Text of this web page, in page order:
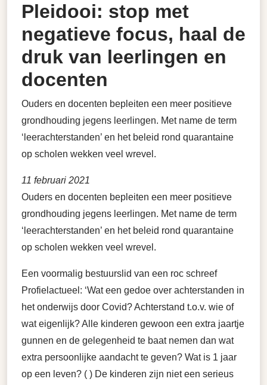
Pleidooi: stop met
negatieve focus, haal de
druk van leerlingen en
docenten
Ouders en docenten bepleiten een meer positieve
grondhouding jegens leerlingen. Met name de term
‘leerachterstanden’ en het beleid rond quarantaine
op scholen wekken veel wrevel.
11 februari 2021
Ouders en docenten bepleiten een meer positieve
grondhouding jegens leerlingen. Met name de term
‘leerachterstanden’ en het beleid rond quarantaine
op scholen wekken veel wrevel.
Een voormalig bestuurslid van een roc schreef
Profielactueel: ‘Wat een gedoe over achterstanden in
het onderwijs door Covid? Achterstand t.o.v. wie of
wat eigenlijk? Alle kinderen gewoon een extra jaartje
gunnen en de gelegenheid te baat nemen dan wat
extra persoonlijke aandacht te geven? Wat is 1 jaar
op een leven? ( ) De kinderen zijn niet een serieus